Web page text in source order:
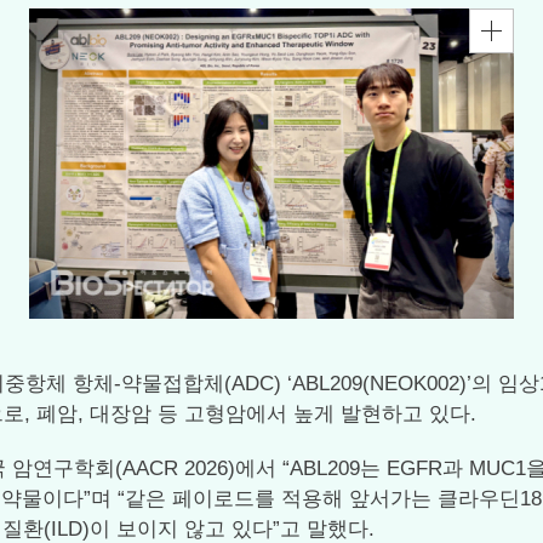
항체 항체-약물접합체(ADC) ‘ABL209(NEOK002)’의
, 폐암, 대장암 등 고형암에서 높게 발현하고 있다.
연구학회(AACR 2026)에서 “ABL209는 EGFR과 MUC1
물이다”며 “같은 페이로드를 적용해 앞서가는 클라우딘
환(ILD)이 보이지 않고 있다”고 말했다.